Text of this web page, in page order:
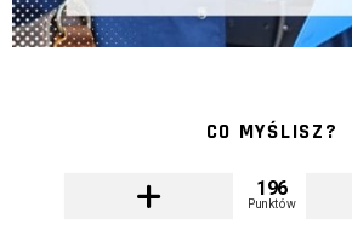
CO MYŚLISZ?
196
Punktów